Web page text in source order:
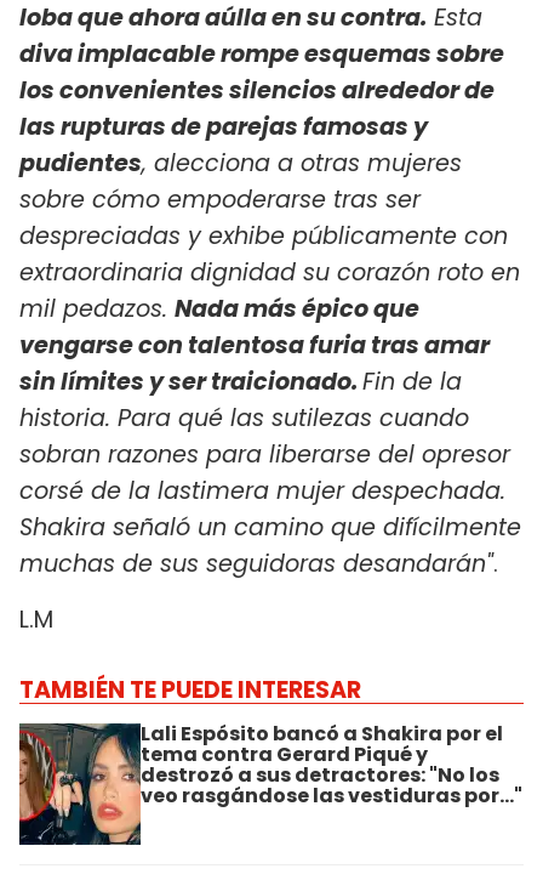
loba que ahora aúlla en su contra. Esta
diva implacable rompe esquemas sobre
los convenientes silencios alrededor de
las rupturas de parejas famosas y
pudientes, alecciona a otras mujeres
sobre cómo empoderarse tras ser
despreciadas y exhibe públicamente con
extraordinaria dignidad su corazón roto en
mil pedazos. Nada más épico que
vengarse con talentosa furia tras amar
sin límites y ser traicionado.Fin de la
historia. Para qué las sutilezas cuando
sobran razones para liberarse del opresor
corsé de la lastimera mujer despechada.
Shakira señaló un camino que difícilmente
muchas de sus seguidoras desandarán".
L.M
TAMBIÉN TE PUEDE INTERESAR
Lali Espósito bancó a Shakira por el
tema contra Gerard Piqué y
destrozó a sus detractores: "No los
veo rasgándose las vestiduras por..."